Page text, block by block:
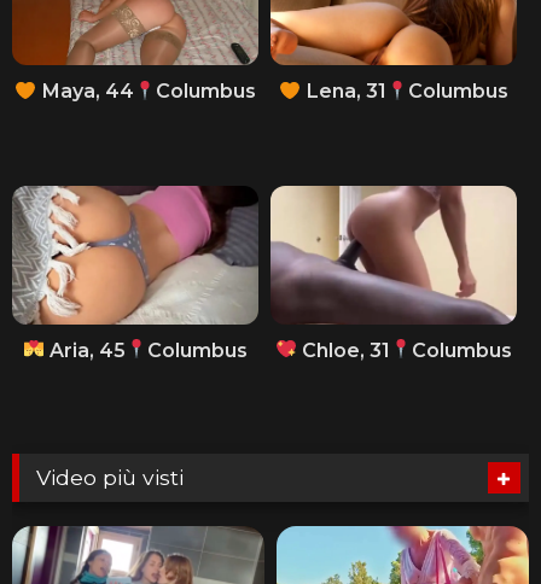
Maya, 44 Columbus Lena, 31 Columbus
Aria, 45 Columbus Chloe, 31 Columbus
Video più visti